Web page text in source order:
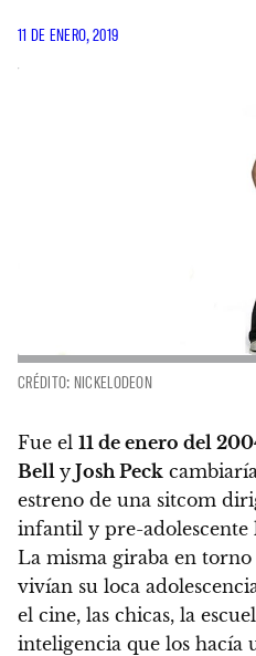
11 DE ENERO, 2019
CRÉDITO: NICKELODEON
Fue el 11 de enero del
Bell y Josh Peck
estreno de una sitcom
infantil y pre-adolescente
La misma giraba en
vivían su loca
el cine, las chicas, la
inteligencia que los hacía